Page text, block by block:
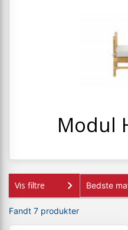
OUTLET
Modul
Vis filtre
Fandt 7 produkter